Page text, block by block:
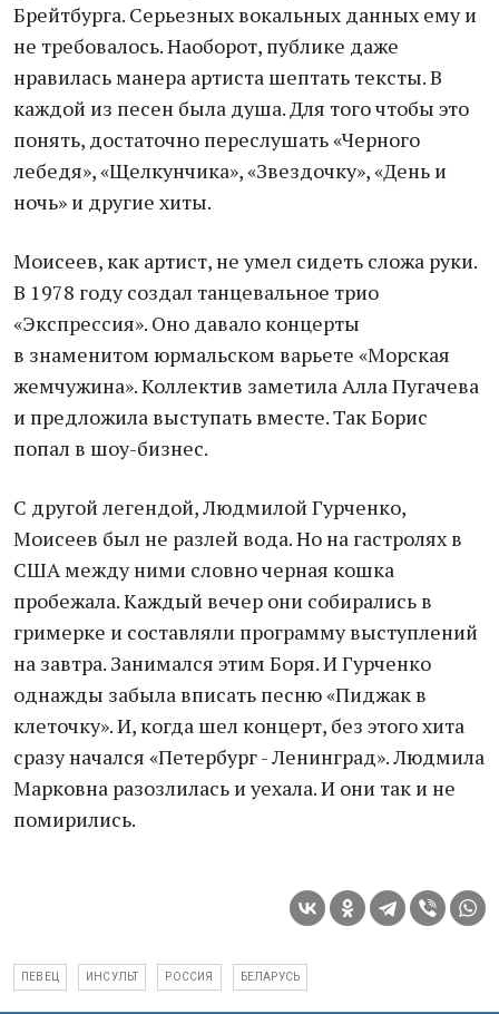
Брейтбурга. Серьезных вокальных данных ему и
не требовалось. Наоборот, публике даже
нравилась манера артиста шептать тексты. В
каждой из песен была душа. Для того чтобы это
понять, достаточно переслушать «Черного
лебедя», «Щелкунчика», «Звездочку», «День и
ночь» и другие хиты.
Моисеев, как артист, не умел сидеть сложа руки.
В 1978 году создал танцевальное трио
«Экспрессия». Оно давало концерты
в знаменитом юрмальском варьете «Морская
жемчужина». Коллектив заметила Алла Пугачева
и предложила выступать вместе. Так Борис
попал в шоу-бизнес.
С другой легендой, Людмилой Гурченко,
Моисеев был не разлей вода. Но на гастролях в
США между ними словно черная кошка
пробежала. Каждый вечер они собирались в
гримерке и составляли программу выступлений
на завтра. Занимался этим Боря. И Гурченко
однажды забыла вписать песню «Пиджак в
клеточку». И, когда шел концерт, без этого хита
сразу начался «Петербург - Ленинград». Людмила
Марковна разозлилась и уехала. И они так и не
помирились.
ПЕВЕЦ ИНСУЛЬТ РОССИЯ БЕЛАРУСЬ